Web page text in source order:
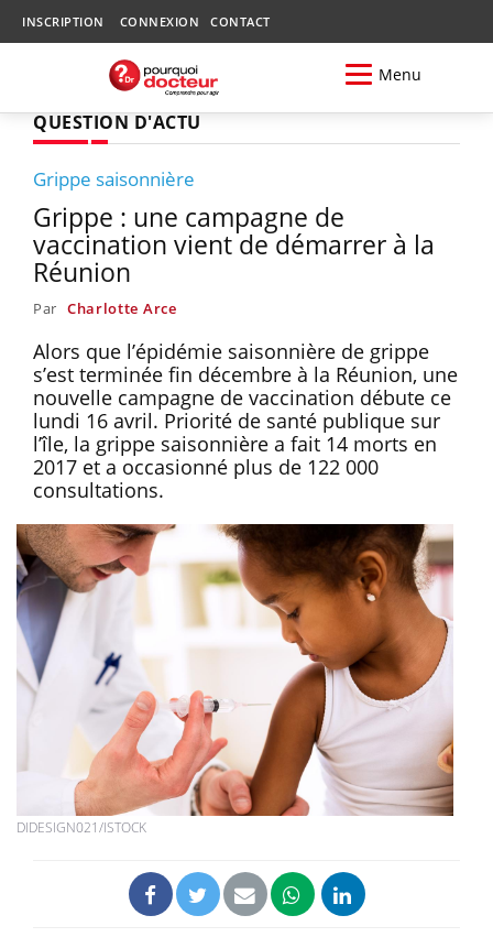
INSCRIPTION CONNEXION CONTACT
Menu
QUESTION D'ACTU
Grippe saisonnière
Grippe : une campagne de
vaccination vient de démarrer à la
Réunion
Par Charlotte Arce
Alors que l’épidémie saisonnière de grippe
s’est terminée fin décembre à la Réunion, une
nouvelle campagne de vaccination débute ce
lundi 16 avril. Priorité de santé publique sur
l’île, la grippe saisonnière a fait 14 morts en
2017 et a occasionné plus de 122 000
consultations.
DIDESIGN021/ISTOCK